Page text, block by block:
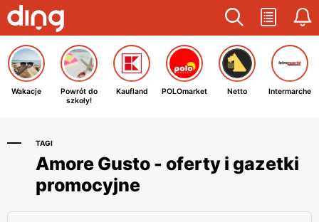
Wakacje
Powrót do
szkoły!
Kaufland POLOmarket Netto Intermarche
TAGI
Amore Gusto - oferty i gazetki
promocyjne